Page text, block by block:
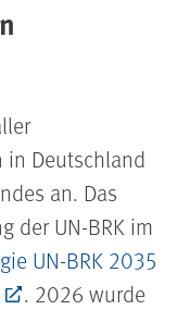
in Deutschland
an. Das
der UN-BRK im
UN-BRK 2035
. 2026 wurde